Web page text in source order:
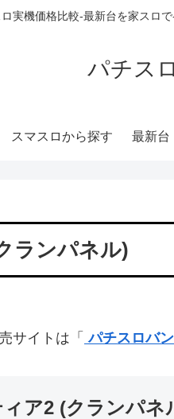
実機価格比較-最新台を家スロ
パチス
スマスロから探す 最新台
ランパネル)
サイトは「 パチスロバ
ア2 (クランパネ